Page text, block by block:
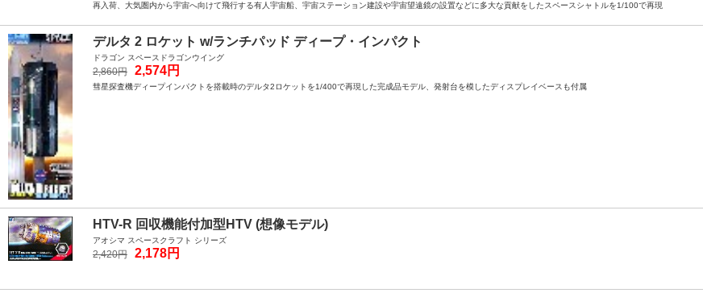
再入荷、大気圏内から宇宙へ向けて飛行する有人宇宙船、宇宙ステーション建設や宇宙望遠鏡の設置などに多大な貢献をしたスペースシャトルを1/100で再現
デルタ 2 ロケット w/ランチパッド ディープ・インパクト
ドラゴン スペースドラゴンウイング
2,860円 2,574円
彗星探査機ディープインパクトを搭載時のデルタ2ロケットを1/400で再現した完成品モデル、発射台を模したディスプレイベースも付属
HTV-R 回収機能付加型HTV (想像モデル)
アオシマ スペースクラフト シリーズ
2,420円 2,178円